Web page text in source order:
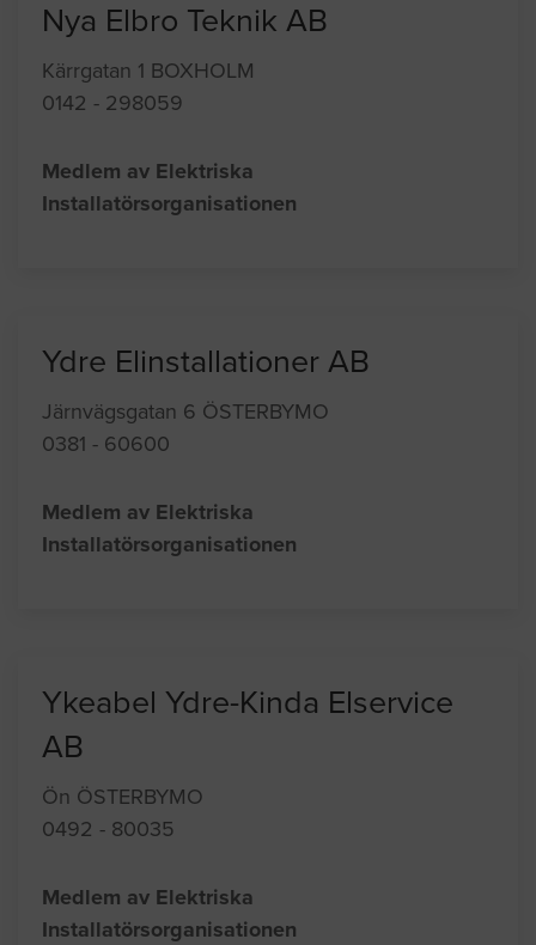
Nya Elbro Teknik AB
Kärrgatan 1 BOXHOLM
0142 - 298059
Medlem av Elektriska
Installatörsorganisationen
Ydre Elinstallationer AB
Järnvägsgatan 6 ÖSTERBYMO
0381 - 60600
Medlem av Elektriska
Installatörsorganisationen
Ykeabel Ydre-Kinda Elservice
AB
Ön ÖSTERBYMO
0492 - 80035
Medlem av Elektriska
Installatörsorganisationen